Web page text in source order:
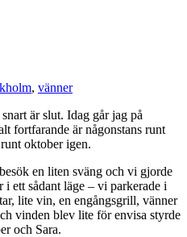
, vänner
är slut. Idag går jag på
fortfarande är någonstans runt
oktober igen.
en liten sväng och vi gjorde
i ett sådant läge – vi parkerade i
lite vin, en engångsgrill, vänner
vinden blev lite för envisa styrde
och Sara.